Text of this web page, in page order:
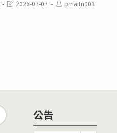
Post2026-07-07
Post
author:
pmaitn003
公告